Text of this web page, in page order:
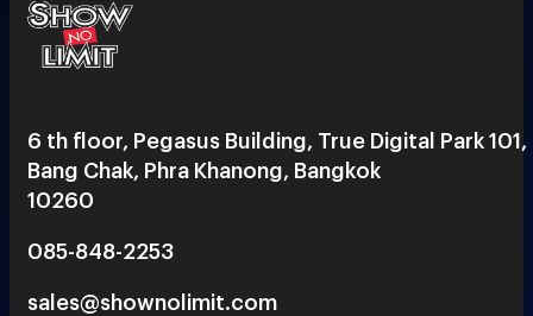
6 th floor, Pegasus Building, True Digital Park 101,
Bang Chak, Phra Khanong, Bangkok
10260
085-848-2253
sales@shownolimit.com